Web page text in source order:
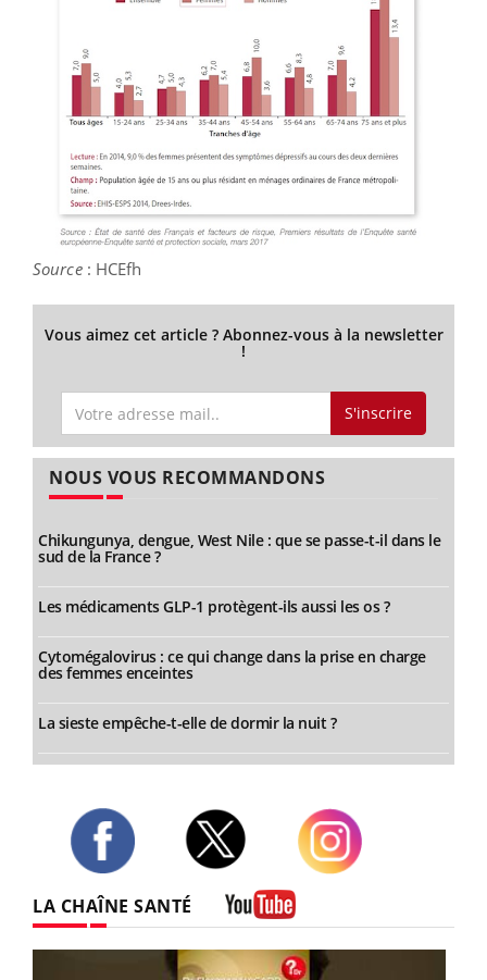
Source : HCEfh
Vous aimez cet article ? Abonnez-vous à la newsletter
!
S'inscrire
NOUS VOUS RECOMMANDONS
Chikungunya, dengue, West Nile : que se passe-t-il dans le
sud de la France ?
Les médicaments GLP-1 protègent-ils aussi les os ?
Cytomégalovirus : ce qui change dans la prise en charge
des femmes enceintes
La sieste empêche-t-elle de dormir la nuit ?
LA CHAÎNE SANTÉ